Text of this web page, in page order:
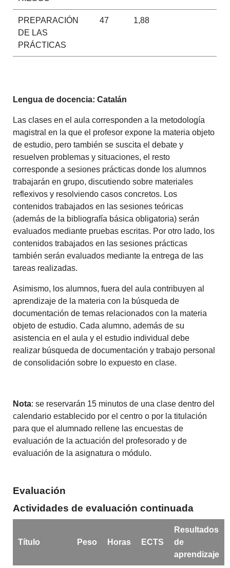
PREPARACIÓN
DE LAS
PRÁCTICAS
47 1,88
Lengua de docencia: Catalán
Las clases en el aula corresponden a la metodología
magistral en la que el profesor expone la materia objeto
de estudio, pero también se suscita el debate y
resuelven problemas y situaciones, el resto
corresponde a sesiones prácticas donde los alumnos
trabajarán en grupo, discutiendo sobre materiales
reflexivos y resolviendo casos concretos. Los
contenidos trabajados en las sesiones teóricas
(además de la bibliografía básica obligatoria) serán
evaluados mediante pruebas escritas. Por otro lado, los
contenidos trabajados en las sesiones prácticas
también serán evaluados mediante la entrega de las
tareas realizadas.
Asimismo, los alumnos, fuera del aula contribuyen al
aprendizaje de la materia con la búsqueda de
documentación de temas relacionados con la materia
objeto de estudio. Cada alumno, además de su
asistencia en el aula y el estudio individual debe
realizar búsqueda de documentación y trabajo personal
de consolidación sobre lo expuesto en clase.
Nota: se reservarán 15 minutos de una clase dentro del
calendario establecido por el centro o por la titulación
para que el alumnado rellene las encuestas de
evaluación de la actuación del profesorado y de
evaluación de la asignatura o módulo.
Evaluación
Actividades de evaluación continuada
Título Peso Horas ECTS
Resultados
de
aprendizaje